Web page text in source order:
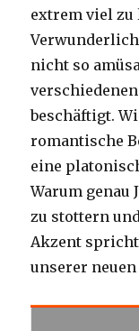
extrem viel zu
nicht so
beschäftigt.
romantische
eine
Warum genau
zu stottern
Akzent
unserer neuen